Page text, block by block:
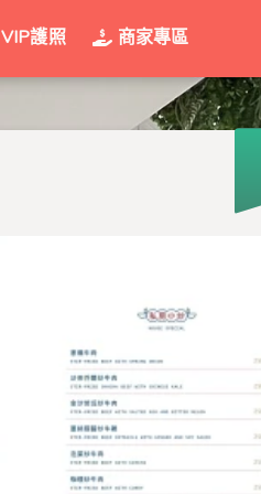
VIP護照 商家專區